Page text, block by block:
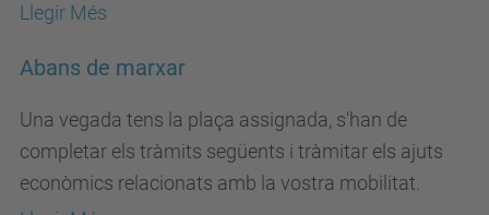
Llegir Més
Abans de marxar
Una vegada tens la plaça assignada, s'han de
completar els tràmits següents i tràmitar els ajuts
econòmics relacionats amb la vostra mobilitat.